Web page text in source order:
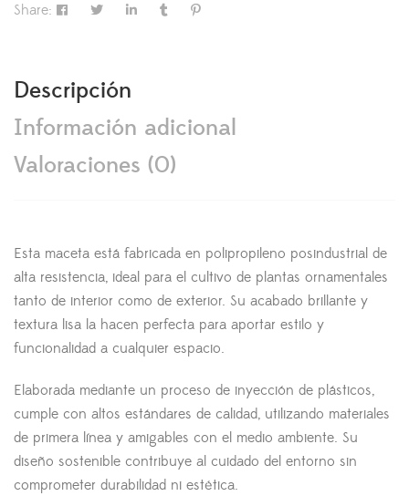
Share:
Descripción
Información adicional
Valoraciones (0)
Esta maceta está fabricada en polipropileno posindustrial de
alta resistencia, ideal para el cultivo de plantas ornamentales
tanto de interior como de exterior. Su acabado brillante y
textura lisa la hacen perfecta para aportar estilo y
funcionalidad a cualquier espacio.
Elaborada mediante un proceso de inyección de plásticos,
cumple con altos estándares de calidad, utilizando materiales
de primera línea y amigables con el medio ambiente. Su
diseño sostenible contribuye al cuidado del entorno sin
comprometer durabilidad ni estética.